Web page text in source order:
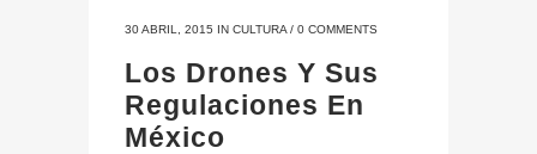
30 ABRIL, 2015 IN CULTURA / 0 COMMENTS
Los Drones Y Sus
Regulaciones En
México